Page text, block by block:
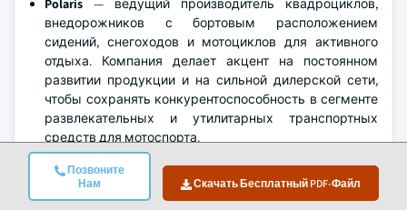
Позвоните
Нам
Скачать Бесплатный PDF-Файл
Polaris — ведущий производитель квадроциклов,
внедорожников с бортовым расположением
сидений, снегоходов и мотоциклов для активного
отдыха. Компания делает акцент на постоянном
развитии продукции и на сильной дилерской сети,
чтобы сохранять конкурентоспособность в сегменте
развлекательных и утилитарных транспортных
средств для мотоспорта.
предлагает широкий ассортимент продукции для
мотоспорта, включая гидроциклы, снегоходы и
внедорожные транспортные средства. Компания